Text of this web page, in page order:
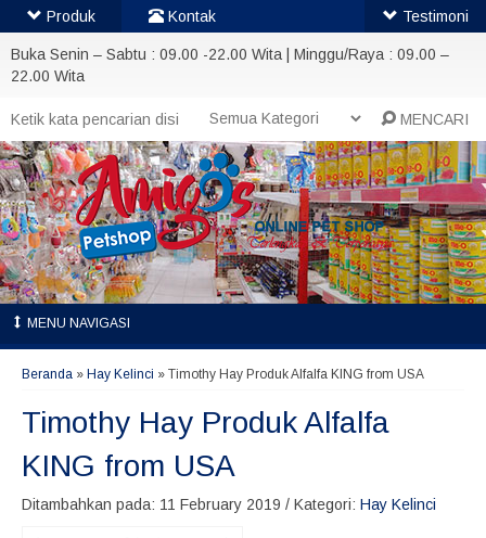
Buka Senin – Sabtu : 09.00 -22.00 Wita | Minggu/Raya : 09.00 –
22.00 Wita
MENCARI
MENU NAVIGASI
Beranda » Hay Kelinci » Timothy Hay Produk Alfalfa KING from USA
Timothy Hay Produk Alfalfa
KING from USA
Ditambahkan pada: 11 February 2019 / Kategori: Hay Kelinci
Produk Kontak Testimoni